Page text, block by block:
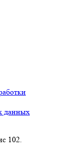
данных
102.